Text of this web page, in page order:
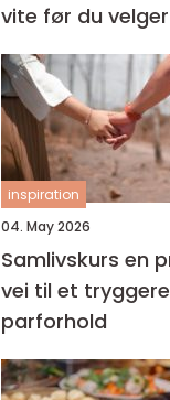
vite før du velger
inspiration
04. May 2026
Samlivskurs en praktisk
vei til et tryggere
parforhold